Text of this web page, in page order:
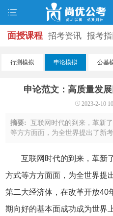
面授课程 招考资讯 报考
口 打准考证 成绩查询 面
学员风采
服务信息
行测模拟 申论模拟 公基
申论范文：高质量发
2023-2-10
摘要:
互联网时代的到来，革新
等方方面面，为全世界提出了新
面成功成为世界上网络最为活跃
互联网时代的到来，革新
方式等方方面面，为全世界提
第二大经济体，在改革开放40
期向好的基本面成功成为世界